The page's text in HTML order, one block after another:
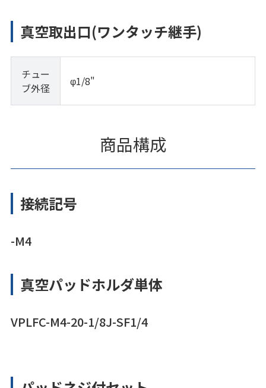
真空取出口(ワンタッチ継手)
チュー
ブ外径
φ1/8"
商品構成
接続記号
-M4
真空パッドホルダ単体
VPLFC-M4-20-1/8J-SF1/4